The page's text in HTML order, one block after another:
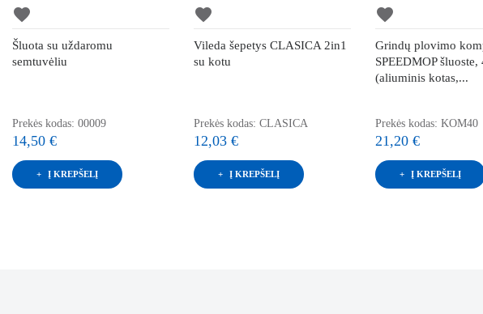
favorite
Šluota su uždaromu
semtuvėliu
Prekės kodas: 00009
14,50 €
Į KREPŠELĮ
favorite
Vileda šepetys CLASICA 2in1
su kotu
Prekės kodas: CLASICA
12,03 €
Į KREPŠELĮ
favorite
Grindų plovimo
SPEEDMOP šluoste,
(aliuminis kotas,...
Prekės kodas: KOM40
21,20 €
Į KREPŠELĮ